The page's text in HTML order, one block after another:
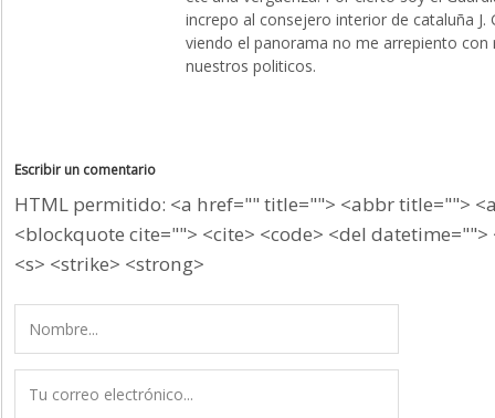
increpo al consejero interior de cataluña J.
viendo el panorama no me arrepiento con
nuestros politicos.
Escribir un comentario
HTML permitido: <a href="" title=""> <abbr title="">
<blockquote cite=""> <cite> <code> <del datetime="">
<s> <strike> <strong>